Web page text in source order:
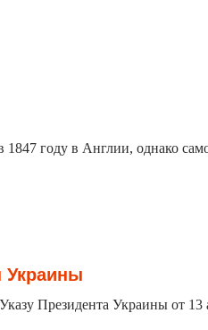
1847 году в Англии, однако
Украины
Президента Украины от